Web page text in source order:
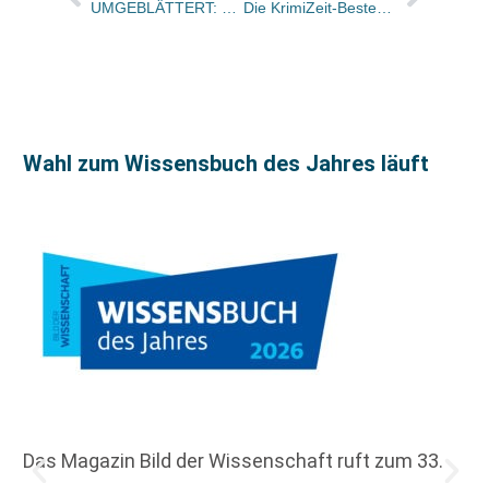
Wahl zum Wissensbuch des Jahres läuft
Das Magazin Bild der Wissenschaft ruft zum 33.